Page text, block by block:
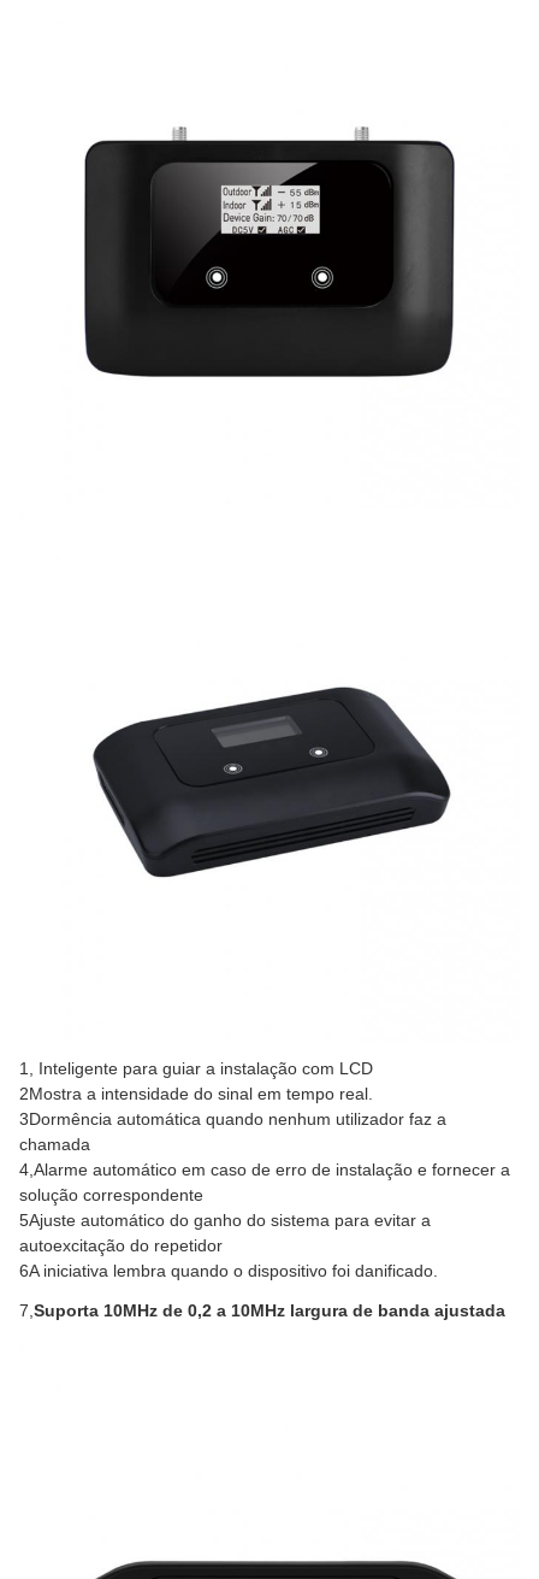
1, Inteligente para guiar a instalação com LCD
2Mostra a intensidade do sinal em tempo real.
3Dormência automática quando nenhum utilizador faz a
chamada
4,Alarme automático em caso de erro de instalação e fornecer a
solução correspondente
5Ajuste automático do ganho do sistema para evitar a
autoexcitação do repetidor
6A iniciativa lembra quando o dispositivo foi danificado.
7, Suporta 10MHz de 0,2 a 10MHz largura de banda ajustada